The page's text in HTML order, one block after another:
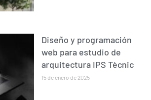
Diseño y programación
web para estudio de
arquitectura IPS Tècnic
15 de enero de 2025